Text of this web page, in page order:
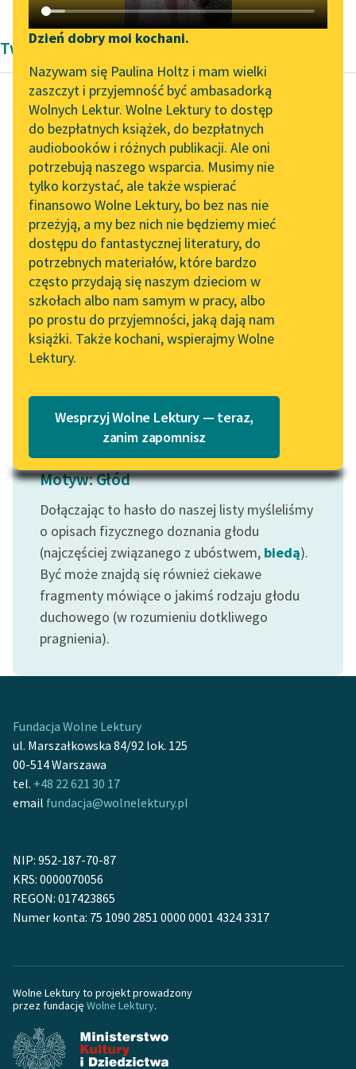
Katalog DAISY
Podkasty o książkach
Zgłoś brak utworu
Aktualności
Zapraszamy na spotkanie
online z tłumaczkami
literatury skandynawskiej
Spotkanie z Katarzyną
Tunkiel w Oslo
Wolne Lektury na 32.
Pol’and’Rock Festivalu
„Kochanek Lady
Chatterley” do słuchania
na Wolnych Lekturach
Nowy audiobook –
„Marzenie o Oriencie”
Lektury szkolne i klasyka
literatury do słuchania dla
uczennic i uczniów z
niepełnosprawnościami
E-kolekcja lektur
szkolnych i literatury do
słuchania dla uczennic i
uczniów z
niepełnosprawnościami
Feministyczne inspiracje.
feministycznej
Ręce pełne poezji
Kolekcje edukacyjne
twórców przechodzących
Starego Testamentu
Odkurzamy bohaterów
Narzędzia
Mapa Wolnych Lektur
Leśmianator
Przewodnik dla piszących i
czytających
API
OAI-PMH
Widget Wolnych Lektur
Przypisy
Katalog w formacie PDF
O nas
O projekcie
Dzień dobry moi kochani.
Nazywam się Paulina Holtz i mam wielki
zaszczyt i przyjemność być ambasadorką
Wolnych Lektur. Wolne Lektury to dostęp
do bezpłatnych książek, do bezpłatnych
audiobooków i różnych publikacji. Ale oni
potrzebują naszego wsparcia. Musimy nie
tylko korzystać, ale także wspierać
finansowo Wolne Lektury, bo bez nas nie
przeżyją, a my bez nich nie będziemy mieć
dostępu do fantastycznej literatury, do
potrzebnych materiałów, które bardzo
często przydają się naszym dzieciom w
szkołach albo nam samym w pracy, albo
po prostu do przyjemności, jaką dają nam
książki. Także kochani, wspierajmy Wolne
Lektury.
Wesprzyj Wolne Lektury — teraz,
zanim zapomnisz
Twórczość Jana Lemańskiego
Jan Lemański
Lis i gęś
— «O przyrodo, matko!
Czemu każesz jeść
mięso,
Gdyśmy duchem
głodni?
Czemu nas szlakiem
cnoty
Prowadzisz...
Motyw: Głód
Dołączając to hasło do naszej listy myśleliśmy
o opisach fizycznego doznania głodu
(najczęściej związanego z ubóstwem, biedą).
Być może znajdą się również ciekawe
fragmenty mówiące o jakimś rodzaju głodu
duchowego (w rozumieniu dotkliwego
pragnienia).
Fundacja Wolne Lektury
ul. Marszałkowska 84/92 lok. 125
00-514 Warszawa
tel. +48 22 621 30 17
email fundacja@wolnelektury.pl
NIP: 952-187-70-87
KRS: 0000070056
REGON: 017423865
Numer konta: 75 1090 2851 0000 0001 4324 3317
Wolne Lektury to projekt prowadzony
przez fundację Wolne Lektury.